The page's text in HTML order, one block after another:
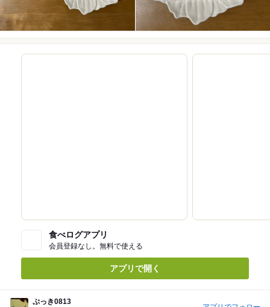
食べログアプリ
会員登録なし。無料で使える
アプリで開く
ぷっき0813